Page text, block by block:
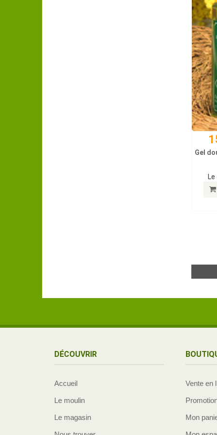
Gel
DÉCOUVRIR
Accueil
Le moulin
Le magasin
Vente en
Mon